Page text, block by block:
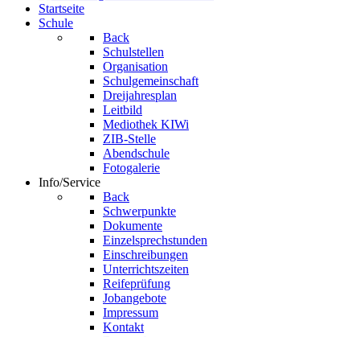
Startseite
Schule
Back
Schulstellen
Organisation
Schulgemeinschaft
Dreijahresplan
Leitbild
Mediothek KIWi
ZIB-Stelle
Abendschule
Fotogalerie
Info/Service
Back
Schwerpunkte
Dokumente
Einzelsprechstunden
Einschreibungen
Unterrichtszeiten
Reifeprüfung
Jobangebote
Impressum
Kontakt